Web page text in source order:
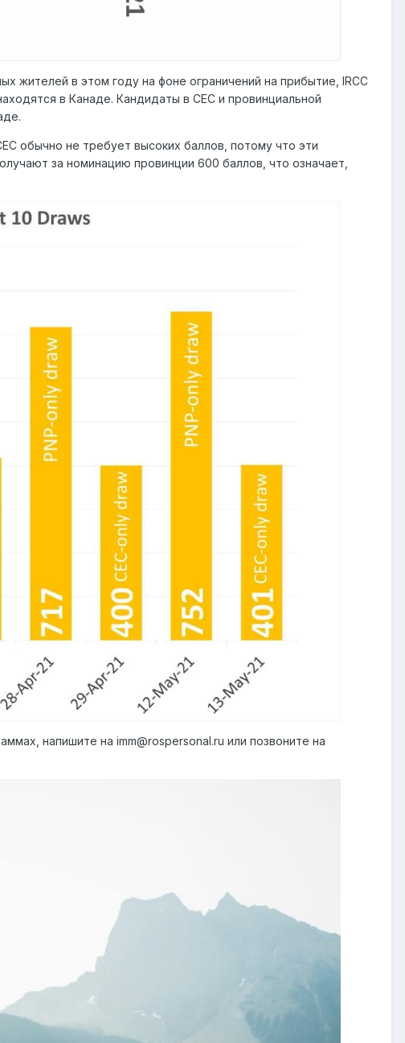
жителей в этом году на фоне ограничений на прибытие, IRCC
в Канаде. Кандидаты в CEC и провинциальной
обычно не требует высоких баллов, потому что эти
за номинацию провинции 600 баллов, что означает,
напишите на imm@rospersonal.ru или позвоните на